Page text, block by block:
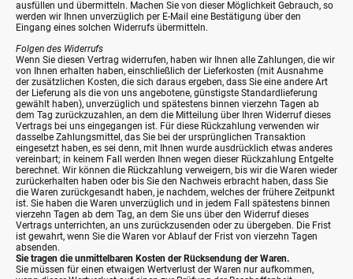
ausfüllen und übermitteln. Machen Sie von dieser Möglichkeit Gebrauch, so
werden wir Ihnen unverzüglich per E-Mail eine Bestätigung über den
Eingang eines solchen Widerrufs übermitteln.
Folgen des Widerrufs
Wenn Sie diesen Vertrag widerrufen, haben wir Ihnen alle Zahlungen, die wir
von Ihnen erhalten haben, einschließlich der Lieferkosten (mit Ausnahme
der zusätzlichen Kosten, die sich daraus ergeben, dass Sie eine andere Art
der Lieferung als die von uns angebotene, günstigste Standardlieferung
gewählt haben), unverzüglich und spätestens binnen vierzehn Tagen ab
dem Tag zurückzuzahlen, an dem die Mitteilung über Ihren Widerruf dieses
Vertrags bei uns eingegangen ist. Für diese Rückzahlung verwenden wir
dasselbe Zahlungsmittel, das Sie bei der ursprünglichen Transaktion
eingesetzt haben, es sei denn, mit Ihnen wurde ausdrücklich etwas anderes
vereinbart; in keinem Fall werden Ihnen wegen dieser Rückzahlung Entgelte
berechnet. Wir können die Rückzahlung verweigern, bis wir die Waren wieder
zurückerhalten haben oder bis Sie den Nachweis erbracht haben, dass Sie
die Waren zurückgesandt haben, je nachdem, welches der frühere Zeitpunkt
ist. Sie haben die Waren unverzüglich und in jedem Fall spätestens binnen
vierzehn Tagen ab dem Tag, an dem Sie uns über den Widerruf dieses
Vertrags unterrichten, an uns zurückzusenden oder zu übergeben. Die Frist
ist gewahrt, wenn Sie die Waren vor Ablauf der Frist von vierzehn Tagen
absenden.
Sie tragen die unmittelbaren Kosten der Rücksendung der Waren.
Sie müssen für einen etwaigen Wertverlust der Waren nur aufkommen,